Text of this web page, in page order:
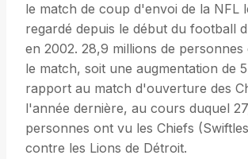
le match de coup d'envoi de la NFL
regardé depuis le début du football
en 2002. 28,9 millions de personnes
le match, soit une augmentation de
rapport au match d'ouverture des
l'année dernière, au cours duquel
personnes ont vu les Chiefs
contre les Lions de Détroit.